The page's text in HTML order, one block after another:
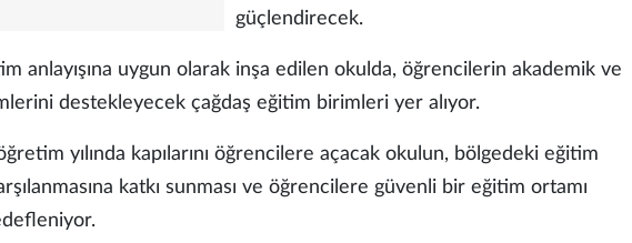
güçlendirecek.
anlayışına uygun olarak inşa edilen okulda, öğrencilerin akademik ve
destekleyecek çağdaş eğitim birimleri yer alıyor.
yılında kapılarını öğrencilere açacak okulun, bölgedeki eğitim
katkı sunması ve öğrencilere güvenli bir eğitim ortamı